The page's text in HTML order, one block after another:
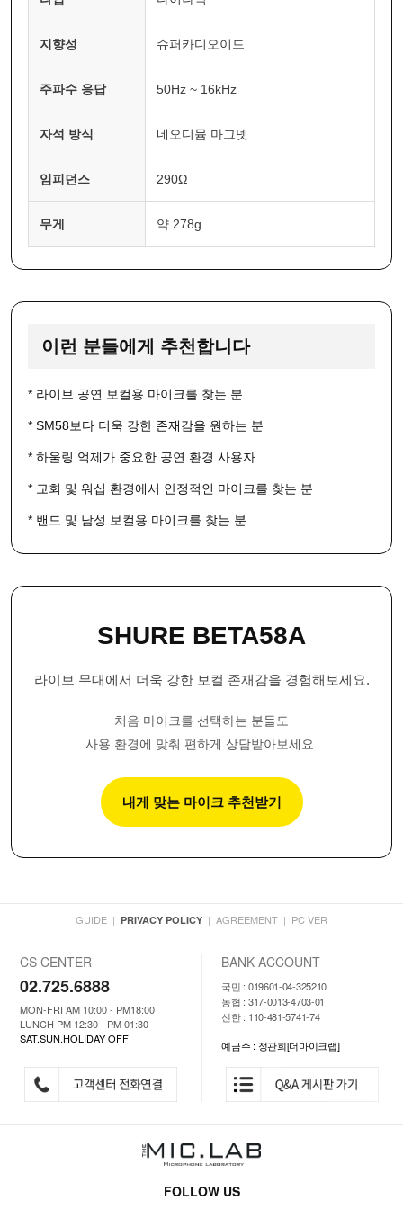
지향성 슈퍼카디오이드
주파수 응답 50Hz ~ 16kHz
자석 방식 네오디뮴 마그넷
임피던스 290Ω
무게 약 278g
이런 분들에게 추천합니다
* 라이브 공연 보컬용 마이크를 찾는 분
* SM58보다 더욱 강한 존재감을 원하는 분
* 하울링 억제가 중요한 공연 환경 사용자
* 교회 및 워십 환경에서 안정적인 마이크를 찾는 분
* 밴드 및 남성 보컬용 마이크를 찾는 분
SHURE BETA58A
라이브 무대에서 더욱 강한 보컬 존재감을 경험해보세요.
처음 마이크를 선택하는 분들도
사용 환경에 맞춰 편하게 상담받아보세요.
내게 맞는 마이크 추천받기
GUIDE | PRIVACY POLICY | AGREEMENT | PC VER
CS CENTER
02.725.6888
MON-FRI AM 10:00 - PM18:00
LUNCH PM 12:30 - PM 01:30
SAT.SUN.HOLIDAY OFF
BANK ACCOUNT
국민 : 019601-04-325210
농협 : 317-0013-4703-01
신한 : 110-481-5741-74
예금주 : 정관희[더마이크랩]
FOLLOW US